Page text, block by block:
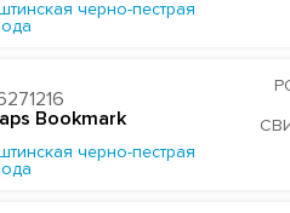
черно-пестрая
Bookmark
черно-пестрая